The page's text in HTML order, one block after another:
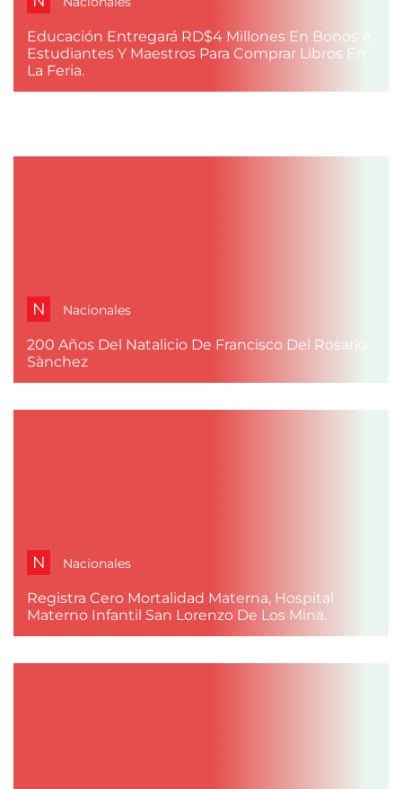
Educación Entregará RD$4 Millones En Bonos A
Estudiantes Y Maestros Para Comprar Libros En
La Feria.
N Nacionales
200 Años Del Natalicio De Francisco Del Rosario
Sànchez
N Nacionales
Registra Cero Mortalidad Materna, Hospital
Materno Infantil San Lorenzo De Los Mina.